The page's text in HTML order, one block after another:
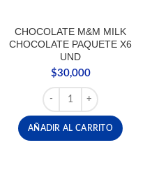
X 12 UNDS cantidad
CHOCOLATE M&M MILK
CHOCOLATE PAQUETE X6
UND
$30,000
CHOCOLATE M&M
AÑADIR AL CARRITO